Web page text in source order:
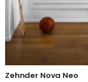
Zehnder Nova Neo